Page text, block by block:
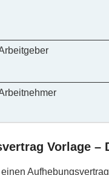
Vorlage –